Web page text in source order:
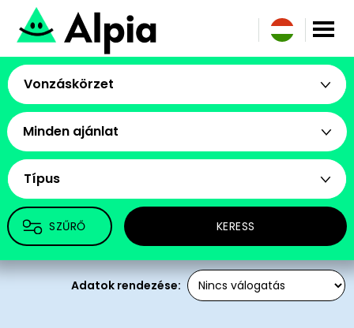
Vonzáskörzet
Minden ajánlat
Típus
SZŰRŐ KERESS
Adatok rendezése: